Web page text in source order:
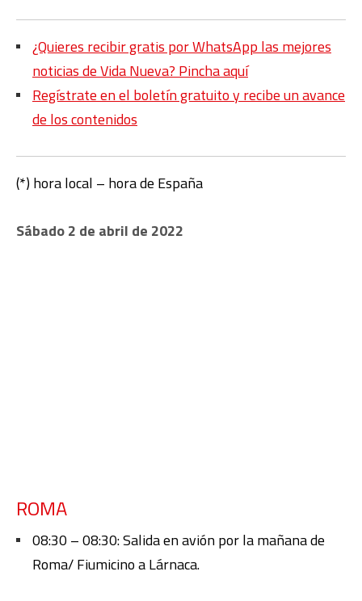
¿Quieres recibir gratis por WhatsApp las mejores
noticias de Vida Nueva? Pincha aquí
Regístrate en el boletín gratuito y recibe un avance
de los contenidos
(*) hora local – hora de España
Sábado 2 de abril de 2022
ROMA
08:30 – 08:30: Salida en avión por la mañana de
Roma/ Fiumicino a Lárnaca.